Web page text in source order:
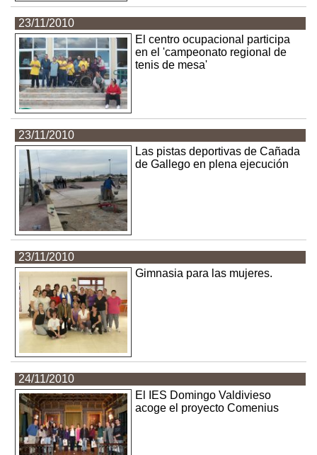
23/11/2010
El centro ocupacional participa
en el 'campeonato regional de
tenis de mesa'
23/11/2010
Las pistas deportivas de Cañada
de Gallego en plena ejecución
23/11/2010
Gimnasia para las mujeres.
24/11/2010
El IES Domingo Valdivieso
acoge el proyecto Comenius